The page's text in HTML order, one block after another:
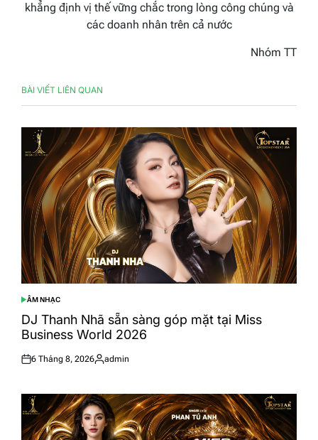
khẳng định vị thế vững chắc trong lòng công chúng và
các doanh nhân trên cả nước
Nhóm TT
BÀI VIẾT LIÊN QUAN
POSTED
IN
ÂM NHẠC
DJ Thanh Nhã sẵn sàng góp mặt tại Miss
Business World 2026
Posted
6 Tháng 8, 2026
Posted
admin